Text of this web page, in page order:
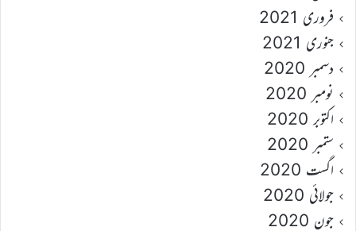
فروری 2021
جنوری 2021
دسمبر 2020
نومبر 2020
اکتوبر 2020
ستمبر 2020
اگست 2020
جولائی 2020
جون 2020